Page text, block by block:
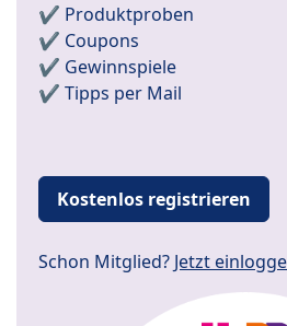
✔️ Produktproben
✔️ Coupons
✔️ Gewinnspiele
✔️ Tipps per Mail
Kostenlos registrieren
Schon Mitglied? Jetzt